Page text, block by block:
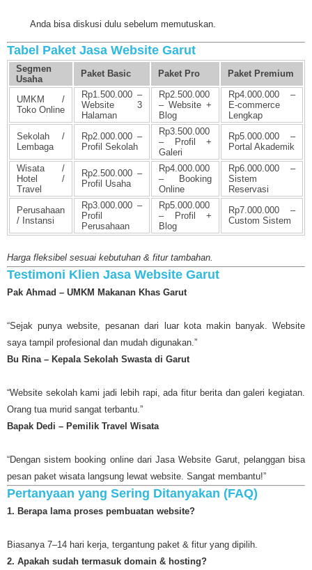
Anda bisa diskusi dulu sebelum memutuskan.
Tabel Paket Jasa Website Garut
Segmen
Usaha
Paket Basic Paket Pro Paket Premium
UMKM /
Toko Online
Rp1.500.000 –
Website 3
Halaman
Rp2.500.000
– Website +
Blog
Rp4.000.000 –
E-commerce
Lengkap
Sekolah /
Lembaga
Rp2.000.000 –
Profil Sekolah
Rp3.500.000
– Profil +
Galeri
Rp5.000.000 –
Portal Akademik
Wisata /
Hotel /
Travel
Rp2.500.000 –
Profil Usaha
Rp4.000.000
– Booking
Online
Rp6.000.000 –
Sistem
Reservasi
Perusahaan
/ Instansi
Rp3.000.000 –
Profil
Perusahaan
Rp5.000.000
– Profil +
Blog
Rp7.000.000 –
Custom Sistem
Harga fleksibel sesuai kebutuhan & fitur tambahan.
Testimoni Klien Jasa Website Garut
Pak Ahmad – UMKM Makanan Khas Garut
“Sejak punya website, pesanan dari luar kota makin banyak. Website
saya tampil profesional dan mudah digunakan.”
Bu Rina – Kepala Sekolah Swasta di Garut
“Website sekolah kami jadi lebih rapi, ada fitur berita dan galeri kegiatan.
Orang tua murid sangat terbantu.”
Bapak Dedi – Pemilik Travel Wisata
“Dengan sistem booking online dari Jasa Website Garut, pelanggan bisa
pesan paket wisata langsung lewat website. Sangat membantu!”
Pertanyaan yang Sering Ditanyakan (FAQ)
1. Berapa lama proses pembuatan website?
Biasanya 7–14 hari kerja, tergantung paket & fitur yang dipilih.
2. Apakah sudah termasuk domain & hosting?